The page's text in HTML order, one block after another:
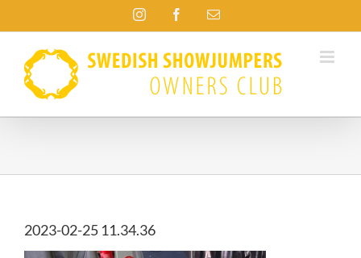
InstagramFacebook
E-
2023-02-25 11.34.36